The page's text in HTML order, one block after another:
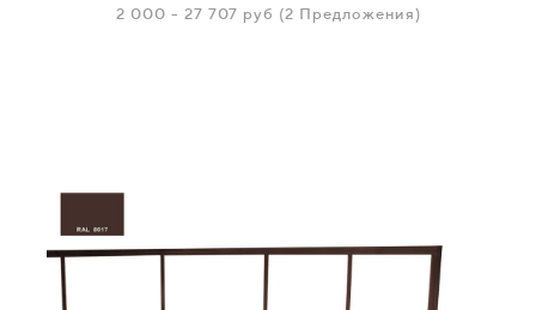
2 000 - 27 707 руб (2 Предложения)